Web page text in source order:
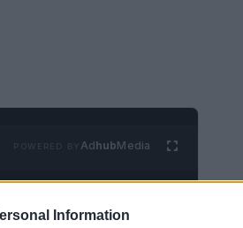
Information
POWERED BY AdhubMedia